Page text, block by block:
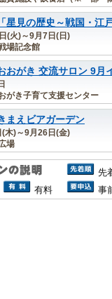
星見の歴史～戦国・江
(火)～9月7日(日)
場記念館
おがき 交流サロン 9月
がき子育て支援センター
まえビアガーデン
木)～9月26日(金)
場
先
有料
事